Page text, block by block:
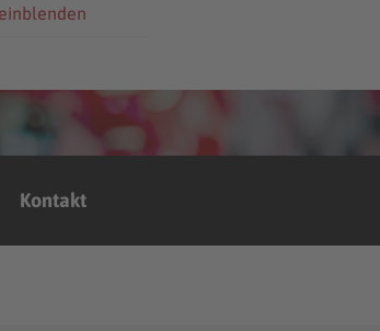
Kontakt
einblenden